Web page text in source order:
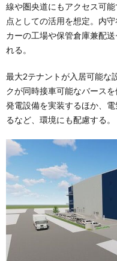
線や圏央道にもアクセス可
点としての活用を想定。内
カーの工場や保管倉庫兼配
れる。
最大2テナントが入居可能な
クが同時接車可能なバース
発電設備を実装するほか、
るなど、環境にも配慮する。